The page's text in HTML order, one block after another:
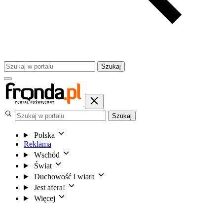
Szukaj
Szukaj
Polska
Reklama
Wschód
Świat
Duchowość i wiara
Jest afera!
Więcej